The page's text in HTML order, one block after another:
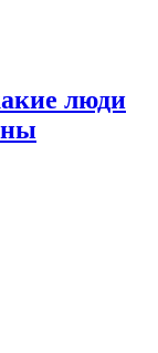
люди